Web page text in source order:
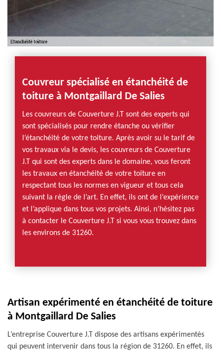
Couvreur spécialisé en étanchéité de
toiture à Montgaillard De Salies
Les couvreurs de Couverture J.T sont des experts qui
sont spécialisés pour rendre étanche ou vérifier
l’étanchéité de votre toiture. Après avoir su le tarif de
vos travaux via le devis, les couvreurs de Couverture
J.T qui sont des experts dans le domaine, vous feront
les travaux en étanchéité de votre toiture en
respectant tous les normes en vigueur et tous cela
suivant la règle de l’art. En effet, ils ont de l’expérience
et l’applique dans tous vos projets. Ainsi, n’hésitez pas
à contacter le Couverture J.T si vous vous trouvez dans
les environs de 31260.
Artisan expérimenté en étanchéité de toiture
à Montgaillard De Salies
L’entreprise Couverture J.T dispose des artisans expérimentés
qui peuvent intervenir dans tous la région de 31260. En effet, ils